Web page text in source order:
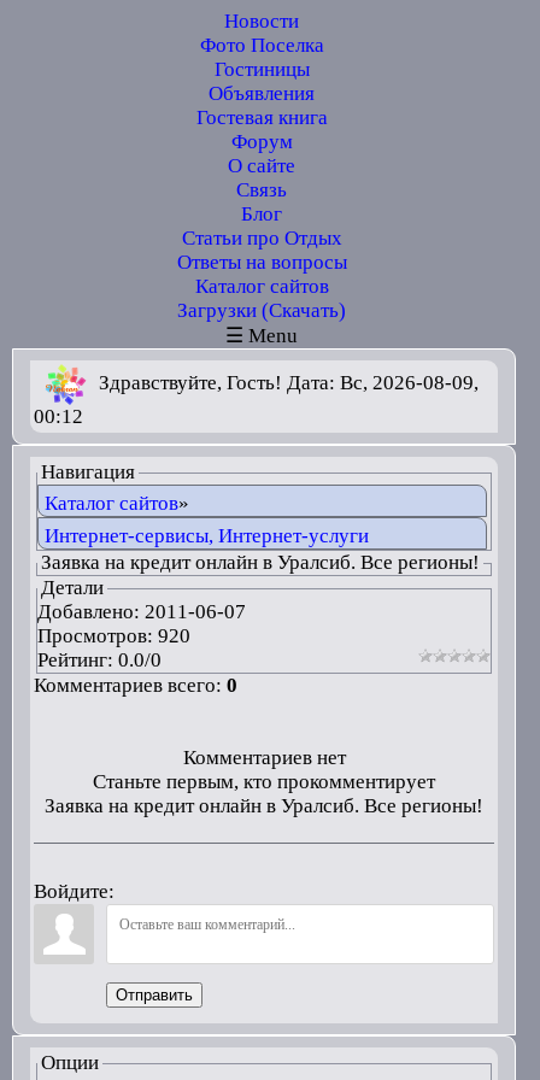
Новости
Фото Поселка
Гостиницы
Объявления
Гостевая книга
Форум
О сайте
Связь
Блог
Статьи про Отдых
Ответы на вопросы
Каталог сайтов
Загрузки (Скачать)
☰ Menu
Здравствуйте, Гость! Дата: Вс, 2026-08-09,
00:12
Навигация
Каталог сайтов»
Интернет-сервисы, Интернет-услуги
Заявка на кредит онлайн в Уралсиб. Все регионы!
Детали
Добавлено: 2011-06-07
Просмотров: 920
Рейтинг: 0.0/0
Комментариев всего: 0
Комментариев нет
Станьте первым, кто прокомментирует
Заявка на кредит онлайн в Уралсиб. Все регионы!
Войдите:
Отправить
Опции